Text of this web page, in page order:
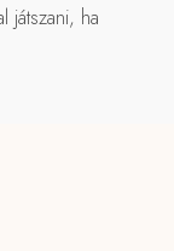
játszani, ha